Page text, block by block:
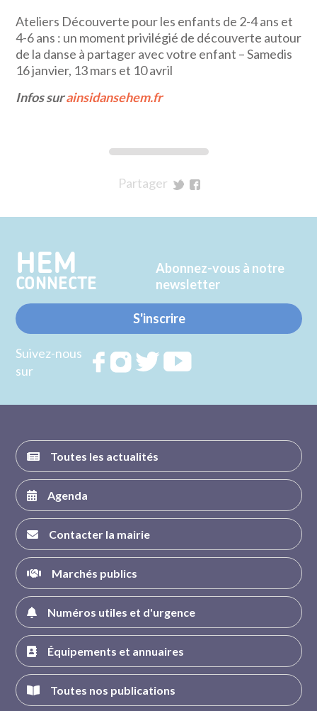
Ateliers Découverte pour les enfants de 2-4 ans et
4-6 ans : un moment privilégié de découverte autour
de la danse à partager avec votre enfant – Samedis
16 janvier, 13 mars et 10 avril
Infos surainsidansehem.fr
Partager
Twitter
Facebook
HEM
CONNECTE
Abonnez-vous à notre
newsletter
S'inscrire
Suivez-nous
sur
RejoignezRejoignezRejoignez
Toutes les actualités
Agenda
Contacter la mairie
Marchés publics
Numéros utiles et d'urgence
Équipements et annuaires
Toutes nos publications